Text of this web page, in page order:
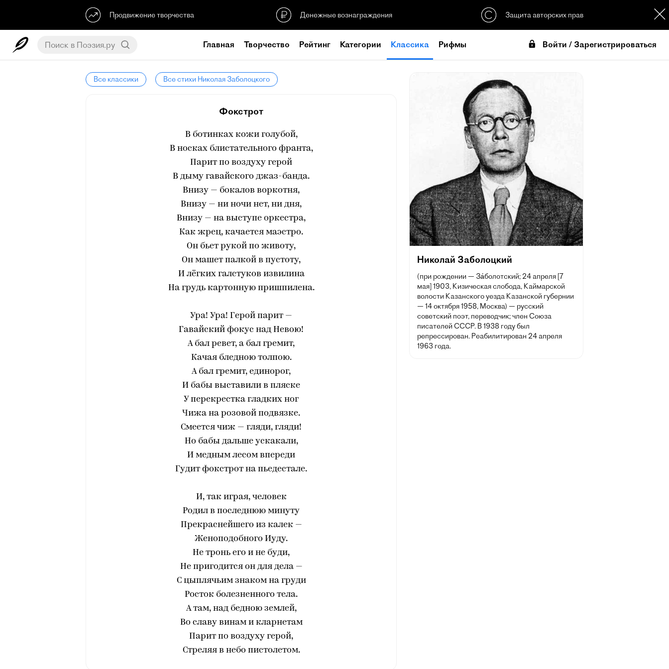
Продвижение творчества Денежные вознаграждения Защита авторских прав
Главная Творчество Рейтинг Категории Классика Рифмы Войти / Зарегистрироваться
Все классики Все стихи Николая Заболоцкого
Фокстрот
В ботинках кожи голубой,
В носках блистательного франта,
Парит по воздуху герой
В дыму гавайского джаз-банда.
Внизу — бокалов воркотня,
Внизу — ни ночи нет, ни дня,
Внизу — на выступе оркестра,
Как жрец, качается маэстро.
Он бьет рукой по животу,
Он машет палкой в пустоту,
И лёгких галстуков извилина
На грудь картонную пришпилена.
Ура! Ура! Герой парит —
Гавайский фокус над Невою!
А бал ревет, а бал гремит,
Качая бледною толпою.
А бал гремит, единорог,
И бабы выставили в пляске
У перекрестка гладких ног
Чижа на розовой подвязке.
Смеется чиж — гляди, гляди!
Но бабы дальше ускакали,
И медным лесом впереди
Гудит фокстрот на пьедестале.
И, так играя, человек
Родил в последнюю минуту
Прекраснейшего из калек —
Женоподобного Иуду.
Не тронь его и не буди,
Не пригодится он для дела —
С цыплячьим знаком на груди
Росток болезненного тела.
А там, над бедною землей,
Во славу винам и кларнетам
Парит по воздуху герой,
Стреляя в небо пистолетом.
Николай Заболоцкий
(при рождении — За́болотский; 24 апреля [7
мая] 1903, Кизическая слобода, Каймарской
волости Казанского уезда Казанской губернии
— 14 октября 1958, Москва) — русский
советский поэт, переводчик; член Союза
писателей СССР. В 1938 году был
репрессирован. Реабилитирован 24 апреля
1963 года.